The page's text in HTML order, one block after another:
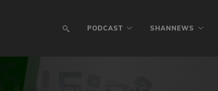
PODCAST SHANNEWS